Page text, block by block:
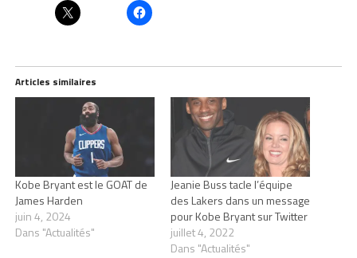
Articles similaires
Kobe Bryant est le GOAT de
James Harden
juin 4, 2024
Dans "Actualités"
Jeanie Buss tacle l’équipe
des Lakers dans un message
pour Kobe Bryant sur Twitter
juillet 4, 2022
Dans "Actualités"